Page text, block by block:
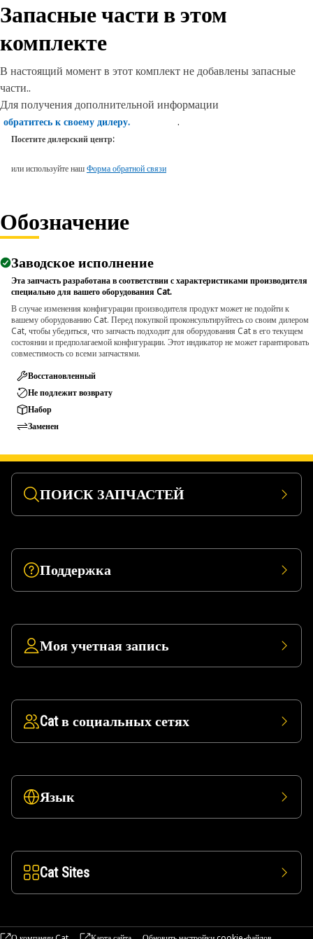
Запасные части в этом
комплекте
В настоящий момент в этот комплект не добавлены запасные
части..
Для получения дополнительной информации
обратитесь к своему дилеру.
Посетите дилерский центр:
или используйте нашФорма обратной связи
.
Обозначение
Заводское исполнение
Эта запчасть разработана в соответствии с характеристиками производителя
специально для вашего оборудования Cat.
В случае изменения конфигурации производителя продукт может не подойти к
вашему оборудованию Cat. Перед покупкой проконсультируйтесь со своим дилером
Cat, чтобы убедиться, что запчасть подходит для оборудования Cat в его текущем
состоянии и предполагаемой конфигурации. Этот индикатор не может гарантировать
совместимость со всеми запчастями.
Восстановленный
Не подлежит возврату
Набор
Заменен
ПОИСК ЗАПЧАСТЕЙ
Поддержка
Моя учетная запись
Cat в социальных сетях
Язык
Cat Sites